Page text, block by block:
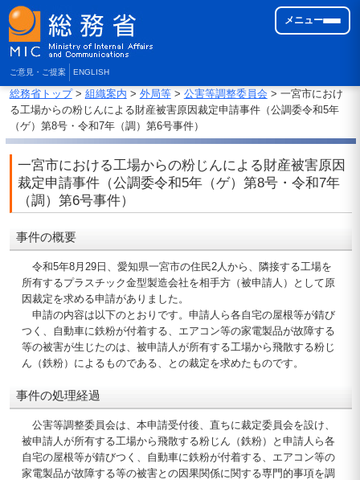
ご意見・ご提案 ENGLISH
メニュー
総務省トップ> 組織案内 > 外局等> 公害等調整委員会 > 一宮市におけ
る工場からの粉じんによる財産被害原因裁定申請事件（公調委令和5年
（ゲ）第8号・令和7年（調）第6号事件）
一宮市における工場からの粉じんによる財産被害原因
裁定申請事件（公調委令和5年（ゲ）第8号・令和7年
（調）第6号事件）
事件の概要
令和5年8月29日、愛知県一宮市の住民2人から、隣接する工場を
所有するプラスチック金型製造会社を相手方（被申請人）として原
因裁定を求める申請がありました。
申請の内容は以下のとおりです。申請人ら各自宅の屋根等が錆び
つく、自動車に鉄粉が付着する、エアコン等の家電製品が故障する
等の被害が生じたのは、被申請人が所有する工場から飛散する粉じ
ん（鉄粉）によるものである、との裁定を求めたものです。
事件の処理経過
公害等調整委員会は、本申請受付後、直ちに裁定委員会を設け、
被申請人が所有する工場から飛散する粉じん（鉄粉）と申請人ら各
自宅の屋根等が錆びつく、自動車に鉄粉が付着する、エアコン等の
家電製品が故障する等の被害との因果関係に関する専門的事項を調